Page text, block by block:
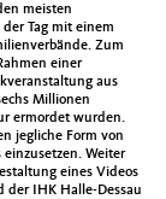
meisten
Tag mit einem
Zum
einer
aus
Millionen
ermordet wurden.
jegliche Form von
Weiter
eines Videos
der IHK Halle-Dessau